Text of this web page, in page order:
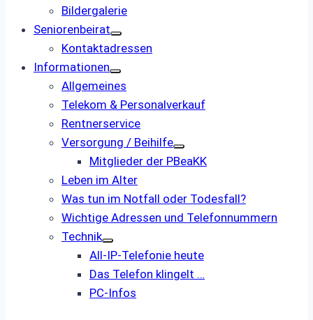
Bildergalerie
Seniorenbeirat
Kontaktadressen
Informationen
Allgemeines
Telekom & Personalverkauf
Rentnerservice
Versorgung / Beihilfe
Mitglieder der PBeaKK
Leben im Alter
Was tun im Notfall oder Todesfall?
Wichtige Adressen und Telefonnummern
Technik
All-IP-Telefonie heute
Das Telefon klingelt …
PC-Infos